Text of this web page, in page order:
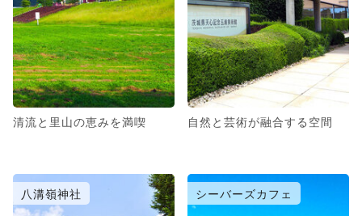
清流と里山の恵みを満喫 自然と芸術が融合する空間
八溝嶺神社 シーバーズカフェ